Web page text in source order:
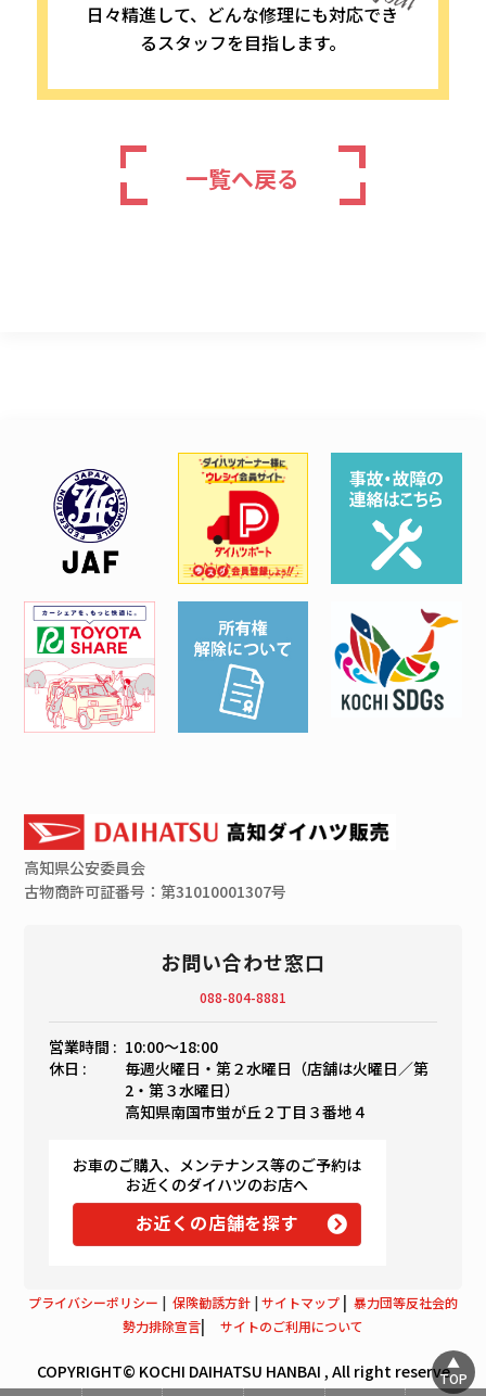
日々精進して、どんな修理にも対応でき
るスタッフを目指します。
一覧へ戻る
高知県公安委員会
古物商許可証番号：第31010001307号
お問い合わせ窓口
088-804-8881
営業時間 : 10:00〜18:00
休日 :
毎週火曜日・第２水曜日（店舗は火曜日／第
2・第３水曜日）
高知県南国市蛍が丘２丁目３番地４
お車のご購入、メンテナンス等のご予約は
お近くのダイハツのお店へ
お近くの店舗を探す
プライバシーポリシー | 保険勧誘方針 |サイトマップ | 暴力団等反社会的
勢力排除宣言| サイトのご利用について
COPYRIGHT© KOCHI DAIHATSU HANBAI , All right reserveTOP